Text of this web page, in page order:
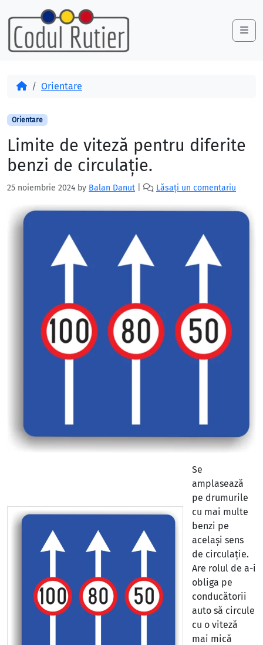
Skip to content
Skip to footer
AcasăOrientare
Orientare
Limite de viteză pentru diferite
benzi de circulație.
25 noiembrie 2024 by Balan Danut Lăsați un comentariu
Se
amplasează
pe drumurile
cu mai multe
benzi pe
același sens
de circulație.
Are rolul de a-i
obliga pe
conducătorii
auto să circule
cu o viteză
mai mică